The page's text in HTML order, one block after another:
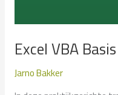
Excel VBA Basis
Jarno Bakker